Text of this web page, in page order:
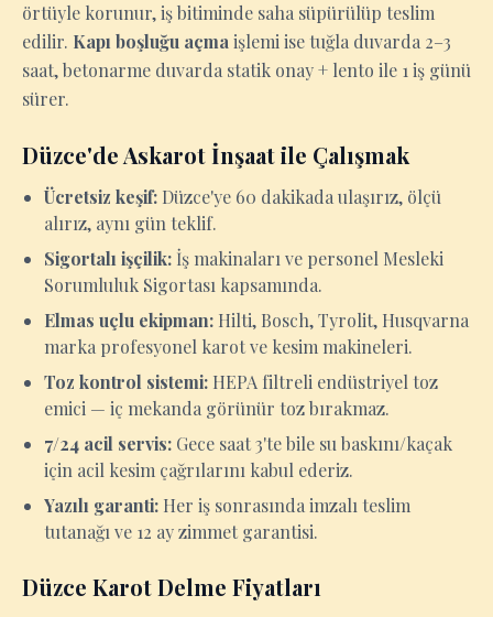
örtüyle korunur, iş bitiminde saha süpürülüp teslim
edilir. Kapı boşluğu açma işlemi ise tuğla duvarda 2–3
saat, betonarme duvarda statik onay + lento ile 1 iş günü
sürer.
Düzce'de Askarot İnşaat ile Çalışmak
Ücretsiz keşif: Düzce'ye 60 dakikada ulaşırız, ölçü
alırız, aynı gün teklif.
Sigortalı işçilik: İş makinaları ve personel Mesleki
Sorumluluk Sigortası kapsamında.
Elmas uçlu ekipman: Hilti, Bosch, Tyrolit, Husqvarna
marka profesyonel karot ve kesim makineleri.
Toz kontrol sistemi: HEPA filtreli endüstriyel toz
emici — iç mekanda görünür toz bırakmaz.
7/24 acil servis: Gece saat 3'te bile su baskını/kaçak
için acil kesim çağrılarını kabul ederiz.
Yazılı garanti: Her iş sonrasında imzalı teslim
tutanağı ve 12 ay zimmet garantisi.
Düzce Karot Delme Fiyatları